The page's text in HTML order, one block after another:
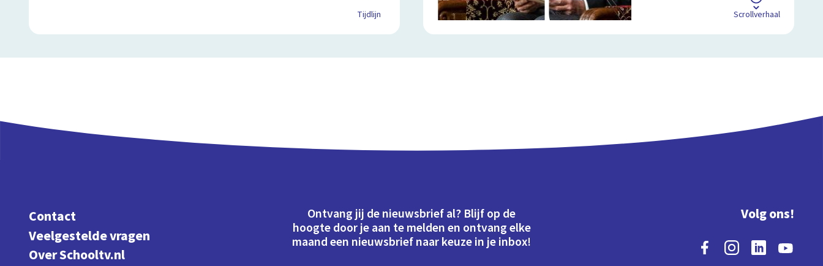
Tijdlijn Scrollverhaal
Contact
Veelgestelde vragen
Over Schooltv.nl
Ontvang jij de nieuwsbrief al? Blijf op de
hoogte door je aan te melden en ontvang elke
maand een nieuwsbrief naar keuze in je inbox!
Volg ons!